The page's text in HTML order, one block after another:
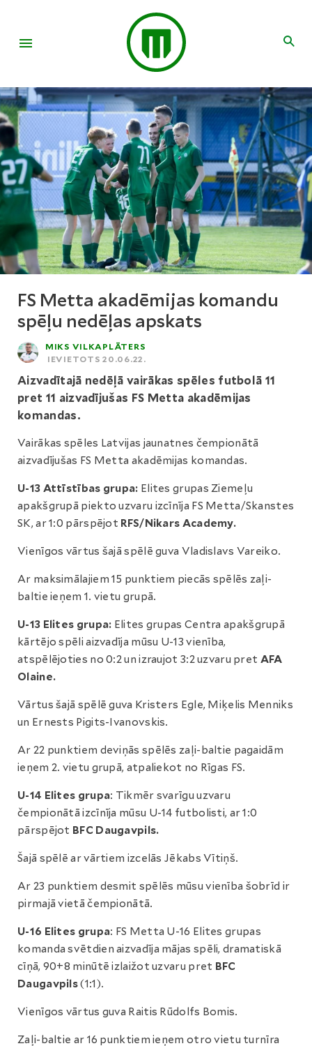
FS Metta akadēmijas komandu
spēļu nedēļas apskats
MIKS VILKAPLĀTERS
IEVIETOTS 20.06.22.
Aizvadītajā nedēļā vairākas spēles futbolā 11
pret 11 aizvadījušas FS Metta akadēmijas
komandas.
Vairākas spēles Latvijas jaunatnes čempionātā
aizvadījušas FS Metta akadēmijas komandas.
U-13 Attīstības grupa: Elites grupas Ziemeļu
apakšgrupā piekto uzvaru izcīnīja FS Metta/Skanstes
SK, ar 1:0 pārspējot RFS/Nikars Academy.
Vienīgos vārtus šajā spēlē guva Vladislavs Vareiko.
Ar maksimālajiem 15 punktiem piecās spēlēs zaļi-
baltie ieņem 1. vietu grupā.
U-13 Elites grupa: Elites grupas Centra apakšgrupā
kārtējo spēli aizvadīja mūsu U-13 vienība,
atspēlējoties no 0:2 un izraujot 3:2 uzvaru pret AFA
Olaine.
Vārtus šajā spēlē guva Kristers Egle, Miķelis Menniks
un Ernests Pigits-Ivanovskis.
Ar 22 punktiem deviņās spēlēs zaļi-baltie pagaidām
ieņem 2. vietu grupā, atpaliekot no Rīgas FS.
U-14 Elites grupa: Tikmēr svarīgu uzvaru
čempionātā izcīnīja mūsu U-14 futbolisti, ar 1:0
pārspējot BFC Daugavpils.
Šajā spēlē ar vārtiem izcelās Jēkabs Vītiņš.
Ar 23 punktiem desmit spēlēs mūsu vienība šobrīd ir
pirmajā vietā čempionātā.
U-16 Elites grupa: FS Metta U-16 Elites grupas
komanda svētdien aizvadīja mājas spēli, dramatiskā
cīņā, 90+8 minūtē izlaižot uzvaru pret BFC
Daugavpils(1:1).
Vienīgos vārtus guva Raitis Rūdolfs Bomis.
Zaļi-baltie ar 16 punktiem ieņem otro vietu turnīra